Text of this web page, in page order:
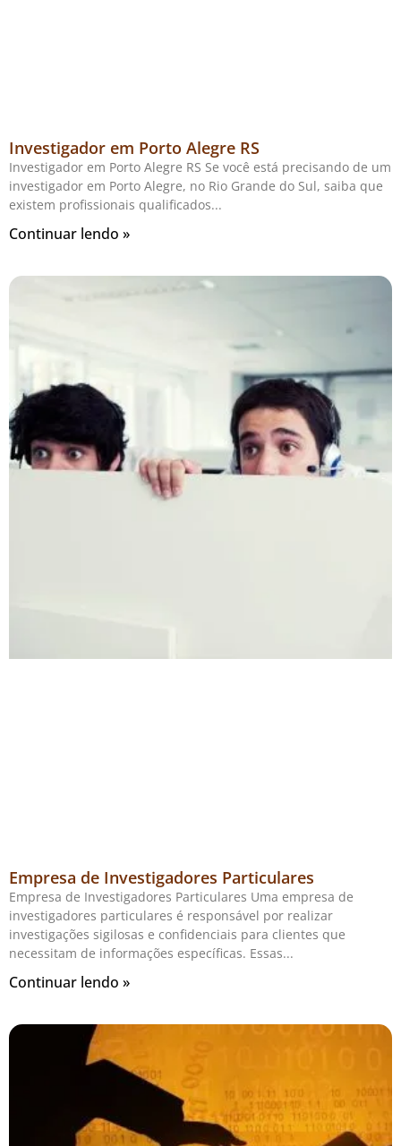
Investigador em Porto Alegre RS
Investigador em Porto Alegre RS Se você está precisando de um
investigador em Porto Alegre, no Rio Grande do Sul, saiba que
existem profissionais qualificados
Continuar lendo »
Empresa de Investigadores Particulares
Empresa de Investigadores Particulares Uma empresa de
investigadores particulares é responsável por realizar
investigações sigilosas e confidenciais para clientes que
necessitam de informações específicas. Essas
Continuar lendo »